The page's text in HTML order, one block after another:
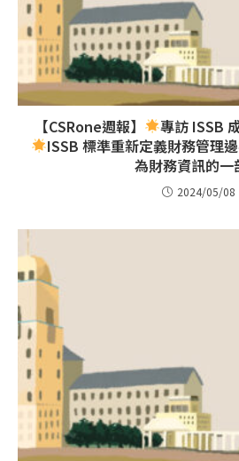
【CSRone週報】
專訪 ISSB
ISSB 標準重新定義財務管理
為財務資訊的一
2024/05/08